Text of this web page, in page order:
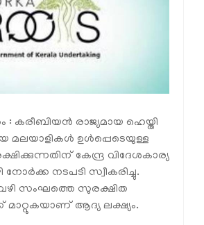
: കരീബിയന്‍ രാജ്യമായ ഹെയ്തി
മലയാളികള്‍ ഉള്‍പ്പെടെയുള്ള
കേന്ദ്ര വിദേശകാര്യ
നോര്‍ക്ക നടപടി സ്വീകരിച്ചു.
സംഘത്തെ സുരക്ഷിത
മാറ്റുകയാണ് ആദ്യ ലക്ഷ്യം.